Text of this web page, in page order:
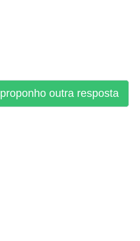
proponho outra resposta